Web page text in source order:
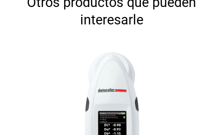
interesarle